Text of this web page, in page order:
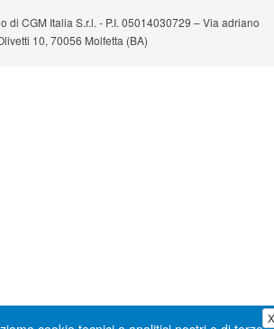
X
di CGM Italia S.r.l. - P.I. 05014030729 – Via adriano
10, 70056 Molfetta (BA)